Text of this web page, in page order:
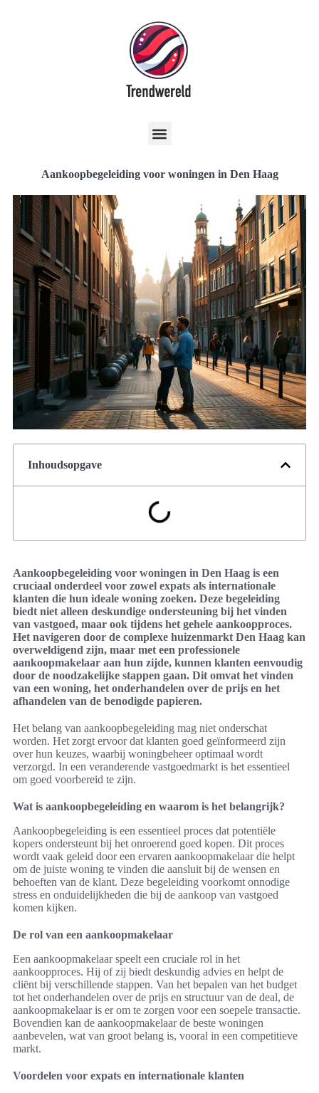
Aankoopbegeleiding voor woningen in Den Haag
Inhoudsopgave
Aankoopbegeleiding voor woningen in Den Haag is een
cruciaal onderdeel voor zowel expats als internationale
klanten die hun ideale woning zoeken. Deze begeleiding
biedt niet alleen deskundige ondersteuning bij het vinden
van vastgoed, maar ook tijdens het gehele aankoopproces.
Het navigeren door de complexe huizenmarkt Den Haag kan
overweldigend zijn, maar met een professionele
aankoopmakelaar aan hun zijde, kunnen klanten eenvoudig
door de noodzakelijke stappen gaan. Dit omvat het vinden
van een woning, het onderhandelen over de prijs en het
afhandelen van de benodigde papieren.
Het belang van aankoopbegeleiding mag niet onderschat
worden. Het zorgt ervoor dat klanten goed geïnformeerd zijn
over hun keuzes, waarbij woningbeheer optimaal wordt
verzorgd. In een veranderende vastgoedmarkt is het essentieel
om goed voorbereid te zijn.
Wat is aankoopbegeleiding en waarom is het belangrijk?
Aankoopbegeleiding is een essentieel proces dat potentiële
kopers ondersteunt bij het onroerend goed kopen. Dit proces
wordt vaak geleid door een ervaren aankoopmakelaar die helpt
om de juiste woning te vinden die aansluit bij de wensen en
behoeften van de klant. Deze begeleiding voorkomt onnodige
stress en onduidelijkheden die bij de aankoop van vastgoed
komen kijken.
De rol van een aankoopmakelaar
Een aankoopmakelaar speelt een cruciale rol in het
aankoopproces. Hij of zij biedt deskundig advies en helpt de
cliënt bij verschillende stappen. Van het bepalen van het budget
tot het onderhandelen over de prijs en structuur van de deal, de
aankoopmakelaar is er om te zorgen voor een soepele transactie.
Bovendien kan de aankoopmakelaar de beste woningen
aanbevelen, wat van groot belang is, vooral in een competitieve
markt.
Voordelen voor expats en internationale klanten